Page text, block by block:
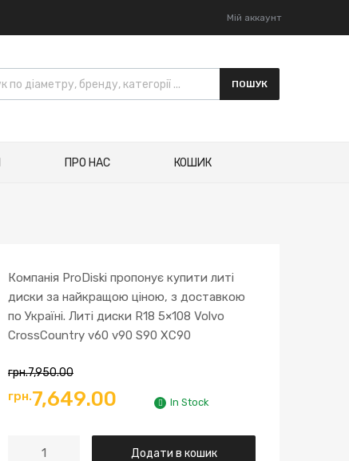
Мій аккаунт
ПОШУК
ПРО НАС КОШИК
Компанія ProDiski пропонує купити литі
диски за найкращою ціною, з доставкою
по Україні. Литі диски R18 5×108 Volvo
CrossCountry v60 v90 S90 XC90
грн.7,950.00
грн.7,649.00 In Stock
Додати в кошик